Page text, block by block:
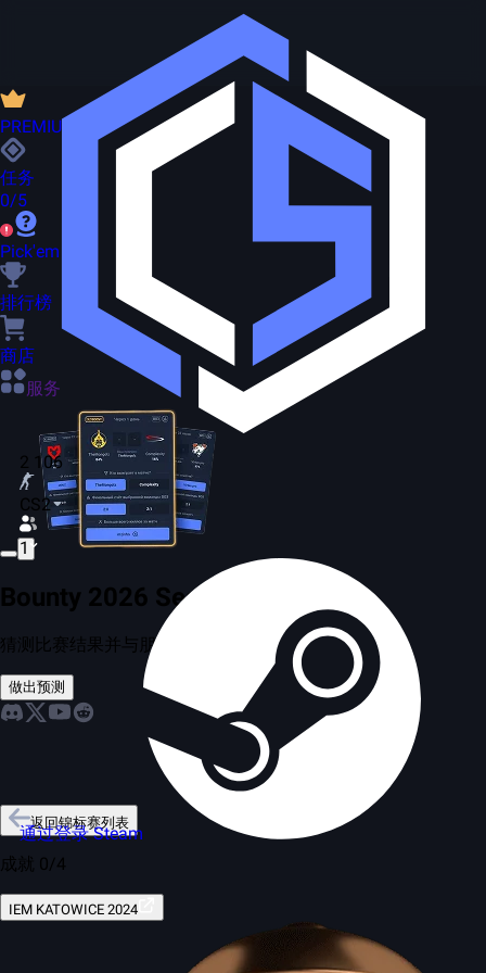
2 106
CS2
1
通过登录 Steam
PREMIUM
任务
0/5
Pick'em
排行榜
商店
服务
Bounty 2026 Season 2
猜测比赛结果并与朋友竞争
做出预测
返回锦标赛列表
成就 0/4
IEM KATOWICE 2024